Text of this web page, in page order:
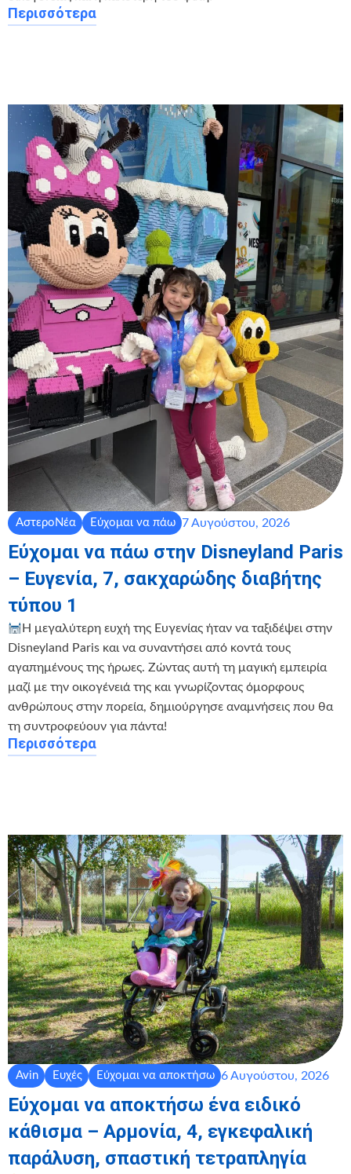
Περισσότερα
ΑστεροΝέα Εύχομαι να πάω 7 Αυγούστου, 2026
Εύχομαι να πάω στην Disneyland Paris
– Ευγενία, 7, σακχαρώδης διαβήτης
τύπου 1
Η μεγαλύτερη ευχή της Ευγενίας ήταν να ταξιδέψει στην
Disneyland Paris και να συναντήσει από κοντά τους
αγαπημένους της ήρωες. Ζώντας αυτή τη μαγική εμπειρία
μαζί με την οικογένειά της και γνωρίζοντας όμορφους
ανθρώπους στην πορεία, δημιούργησε αναμνήσεις που θα
τη συντροφεύουν για πάντα!
Περισσότερα
Avin Ευχές Εύχομαι να αποκτήσω 6 Αυγούστου, 2026
Εύχομαι να αποκτήσω ένα ειδικό
κάθισμα – Αρμονία, 4, εγκεφαλική
παράλυση, σπαστική τετραπληγία